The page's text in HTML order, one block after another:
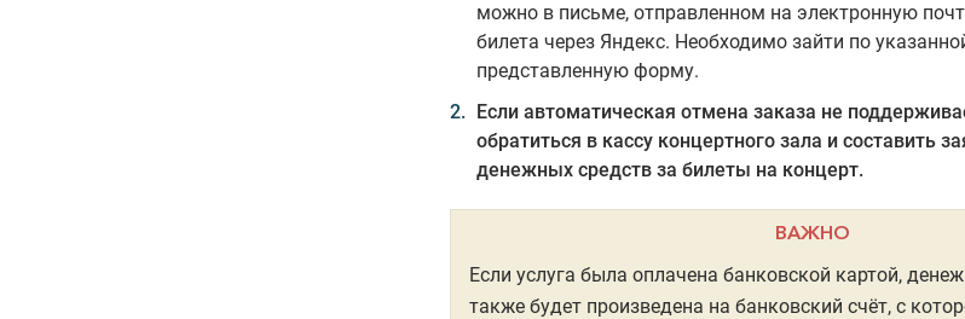
можно в письме, отправленном на электронную
билета через Яндекс. Необходимо зайти по
представленную форму.
Если автоматическая отмена заказа не
обратиться в кассу концертного зала и составить
денежных средств за билеты на концерт.
ВАЖНО
Если услуга была оплачена банковской картой,
также будет произведена на банковский счёт, с